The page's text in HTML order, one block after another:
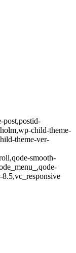
post,postid-
child-theme-
theme-ver-
smooth-